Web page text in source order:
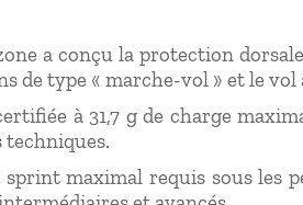
a conçu la protection
de type « marche-vol » et le
à 31,7 g de charge
techniques.
maximal requis sous les